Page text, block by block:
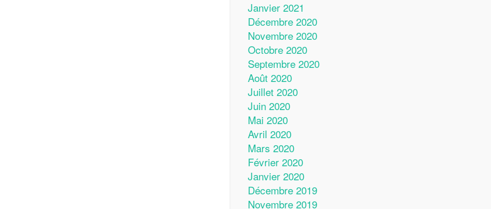
Janvier 2021
Décembre 2020
Novembre 2020
Octobre 2020
Septembre 2020
Août 2020
Juillet 2020
Juin 2020
Mai 2020
Avril 2020
Mars 2020
Février 2020
Janvier 2020
Décembre 2019
Novembre 2019